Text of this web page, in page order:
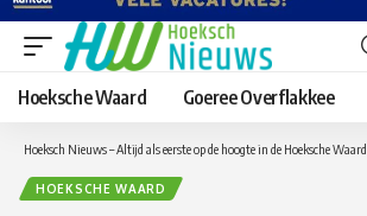
Hoeksche Waard Goeree Overflakkee
Hoeksch Nieuws – Altijd als eerste op de hoogte in de Hoeksche Waard
HOEKSCHE WAARD